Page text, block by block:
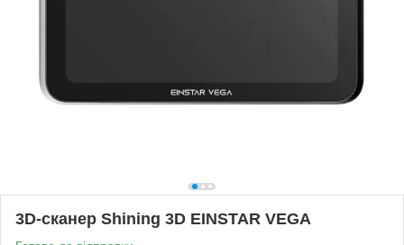
3D-сканер Shining 3D EINSTAR VEGA